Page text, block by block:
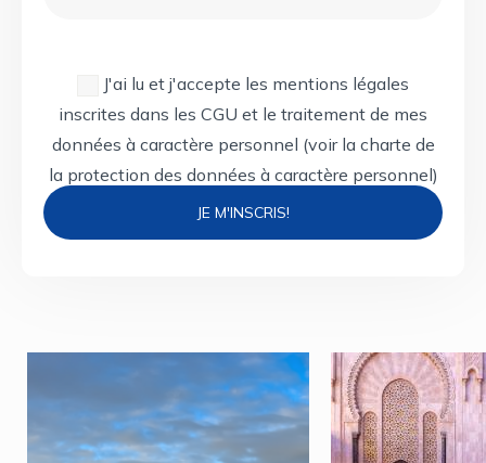
J'ai lu et j'accepte les mentions légales
inscrites dans les CGU et le traitement de mes
données à caractère personnel (voir la charte de
la protection des données à caractère personnel)